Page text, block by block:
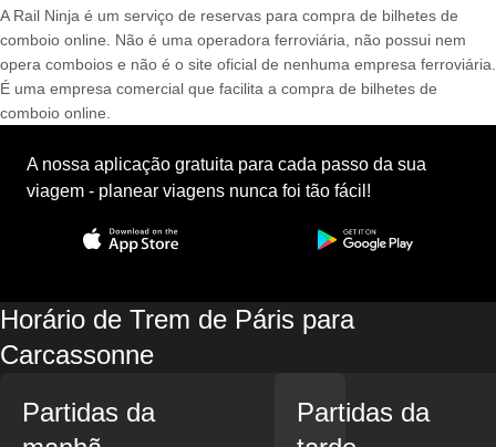
A Rail Ninja é um serviço de reservas para compra de bilhetes de
comboio online. Não é uma operadora ferroviária, não possui nem
opera comboios e não é o site oficial de nenhuma empresa ferroviária.
É uma empresa comercial que facilita a compra de bilhetes de
comboio online.
A nossa aplicação gratuita para cada passo da sua
viagem - planear viagens nunca foi tão fácil!
Horário de Trem de Páris para
Carcassonne
Partidas da
Partidas da